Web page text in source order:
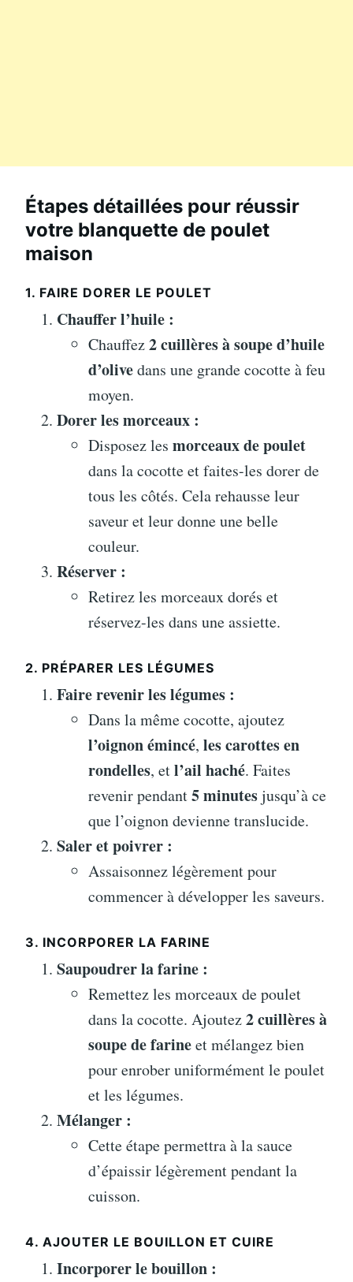
Étapes détaillées pour réussir
votre blanquette de poulet
maison
1. FAIRE DORER LE POULET
Chauffer l’huile :
Chauffez2 cuillères à soupe d’huile
d’olivedans une grande cocotte à feu
moyen.
Dorer les morceaux :
Disposez les morceaux de poulet
dans la cocotte et faites-les dorer de
tous les côtés. Cela rehausse leur
saveur et leur donne une belle
couleur.
Réserver :
Retirez les morceaux dorés et
réservez-les dans une assiette.
2. PRÉPARER LES LÉGUMES
Faire revenir les légumes :
Dans la même cocotte, ajoutez
l’oignon émincé, les carottes en
rondelles, etl’ail haché. Faites
revenir pendant5 minutesjusqu’à ce
que l’oignon devienne translucide.
Saler et poivrer :
Assaisonnez légèrement pour
commencer à développer les saveurs.
3. INCORPORER LA FARINE
Saupoudrer la farine :
Remettez les morceaux de poulet
dans la cocotte. Ajoutez2 cuillères à
soupe de farineet mélangez bien
pour enrober uniformément le poulet
et les légumes.
Mélanger :
Cette étape permettra à la sauce
d’épaissir légèrement pendant la
cuisson.
4. AJOUTER LE BOUILLON ET CUIRE
Incorporer le bouillon :